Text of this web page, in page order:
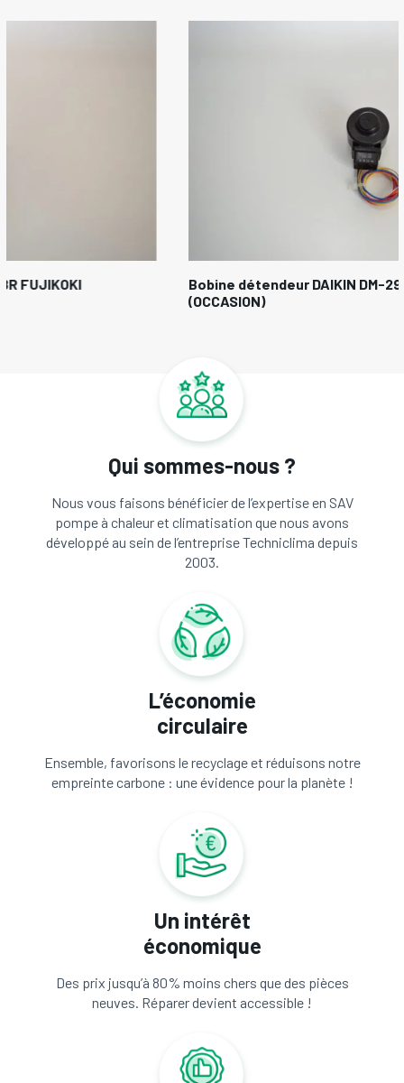
Bobine détendeur DAIKIN DM-29R FUJIKOKI
Qui sommes-nous ?
Nous vous faisons bénéficier de l’expertise en SAV
pompe à chaleur et climatisation que nous avons
développé au sein de l’entreprise Techniclima depuis
2003.
L’économie
circulaire
Ensemble, favorisons le recyclage et réduisons notre
empreinte carbone : une évidence pour la planète !
Un intérêt
économique
Des prix jusqu’à 80% moins chers que des pièces
neuves. Réparer devient accessible !